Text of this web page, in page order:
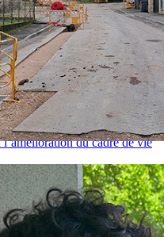
DES RÉSEAUX
QUOI FAIRE ? La
du cadre de vie